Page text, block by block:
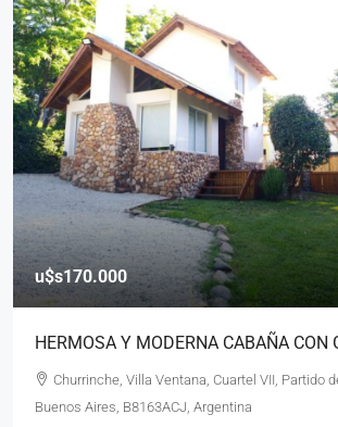
u$s170.000
HERMOSA Y MODERNA CABAÑA CON
Churrinche, Villa Ventana, Cuartel VII, Partido
Buenos Aires, B8163ACJ, Argentina